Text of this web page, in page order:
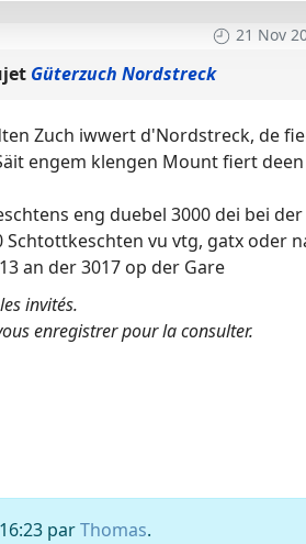
21 Nov
Güterzuch Nordstreck
Zuch iwwert d'Nordstreck, de
engem klengen Mount fiert
eng duebel 3000 dei bei
Schtottkeschten vu vtg, gatx oder
an der 3017 op der Gare
invités.
enregistrer pour la consulter.
parThomas.